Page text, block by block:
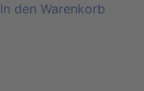
In den Warenkorb